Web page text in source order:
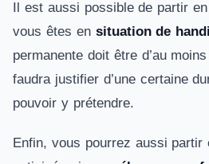
Il est aussi possible de partir
vous êtes en situation de
permanente doit être d’au
faudra justifier d’une certaine
pouvoir y prétendre.
Enfin, vous pourrez aussi partir